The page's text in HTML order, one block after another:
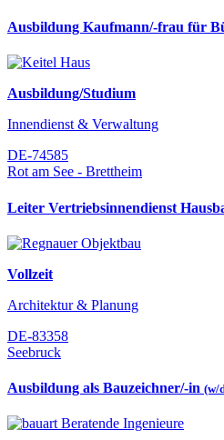
Ausbildung Kaufmann/-frau für
Ausbildung/Studium
Innendienst & Verwaltung
DE-74585
Rot am See - Brettheim
Leiter Vertriebsinnendienst
Vollzeit
Architektur & Planung
DE-83358
Seebruck
Ausbildung als Bauzeichner/-in (w/